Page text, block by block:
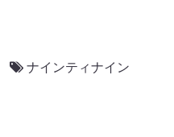
ナインティナイン